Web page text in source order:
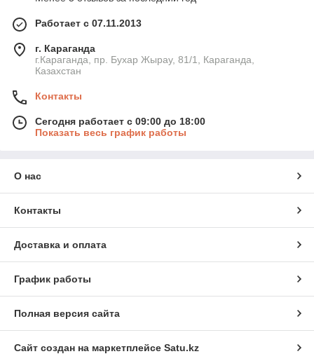
Работает с 07.11.2013
г. Караганда
г.Караганда, пр. Бухар Жырау, 81/1, Караганда,
Казахстан
Контакты
Сегодня работает с 09:00 до 18:00
Показать весь график работы
О нас
Контакты
Доставка и оплата
График работы
Полная версия сайта
Сайт создан на маркетплейсе Satu.kz